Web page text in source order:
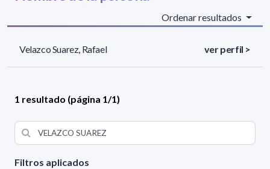
Filtros aplicados
Ordenar resultados
Velazco Suarez, Rafael ver perfil >
1 resultado (página 1/1)